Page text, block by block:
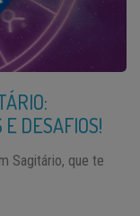
DESAFIOS!
Sagitário, que te